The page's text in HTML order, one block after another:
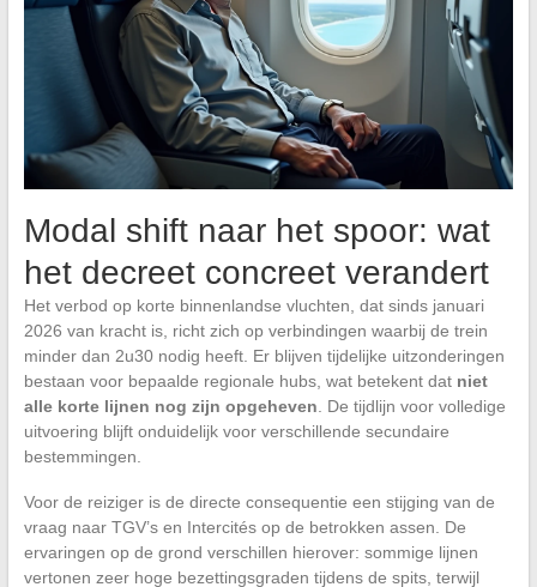
Modal shift naar het spoor: wat
het decreet concreet verandert
Het verbod op korte binnenlandse vluchten, dat sinds januari
2026 van kracht is, richt zich op verbindingen waarbij de trein
minder dan 2u30 nodig heeft. Er blijven tijdelijke uitzonderingen
bestaan voor bepaalde regionale hubs, wat betekent dat niet
alle korte lijnen nog zijn opgeheven . De tijdlijn voor volledige
uitvoering blijft onduidelijk voor verschillende secundaire
bestemmingen.
Voor de reiziger is de directe consequentie een stijging van de
vraag naar TGV’s en Intercités op de betrokken assen. De
ervaringen op de grond verschillen hierover: sommige lijnen
vertonen zeer hoge bezettingsgraden tijdens de spits, terwijl